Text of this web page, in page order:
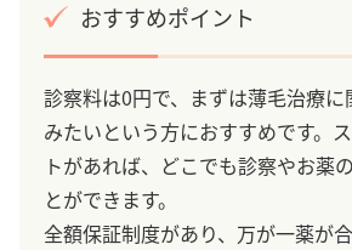
おすすめポイント
診察料は0円で、まずは薄毛治療に
みたいという方におすすめです。
トがあれば、どこでも診察やお薬
とができます。
全額保証制度があり、万が一薬が